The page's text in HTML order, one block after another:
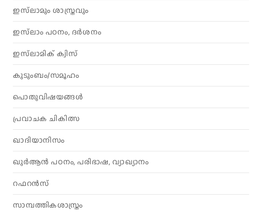
ഇസ്‌ലാമും ശാസ്ത്രവും
ഇസ്‌ലാം പഠനം, ദർശനം
ഇസ്‌ലാമിക് ക്വിസ്
കുടുംബം/സമൂഹം
പൊതുവിഷയങ്ങൾ
പ്രവാചക ചികിത്സ
ഖാദിയാനിസം
ഖുർആൻ പഠനം, പരിഭാഷ, വ്യാഖ്യാനം
റഫറൻസ്
സാമ്പത്തികശാസ്ത്രം